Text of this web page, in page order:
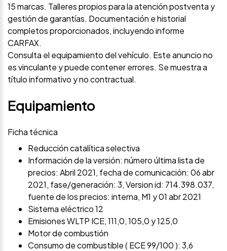
15 marcas. Talleres propios para la atención postventa y
gestión de garantías. Documentación e historial
completos proporcionados, incluyendo informe
CARFAX.
Consulta el equipamiento del vehículo. Este anuncio no
es vinculante y puede contener errores. Se muestra a
título informativo y no contractual.
Equipamiento
Ficha técnica
Reducción catalítica selectiva
Información de la versión: número última lista de
precios: Abril 2021, fecha de comunicación: 06 abr
2021, fase/generación: 3, Version id: 714.398.037,
fuente de los precios: interna, M1 y 01 abr 2021
Sistema eléctrico 12
Emisiones WLTP ICE, 111,0, 105,0 y 125,0
Motor de combustión
Consumo de combustible ( ECE 99/100 ): 3,6